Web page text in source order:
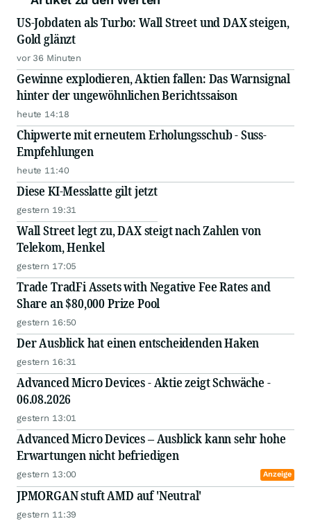
US-Jobdaten als Turbo: Wall Street und DAX steigen,
Gold glänzt
vor 36 Minuten
Gewinne explodieren, Aktien fallen: Das Warnsignal
hinter der ungewöhnlichen Berichtssaison
heute 14:18
Chipwerte mit erneutem Erholungsschub - Suss-
Empfehlungen
heute 11:40
Diese KI-Messlatte gilt jetzt
gestern 19:31
Wall Street legt zu, DAX steigt nach Zahlen von
Telekom, Henkel
gestern 17:05
Trade TradFi Assets with Negative Fee Rates and
Share an $80,000 Prize Pool
gestern 16:50
Der Ausblick hat einen entscheidenden Haken
gestern 16:31
Advanced Micro Devices - Aktie zeigt Schwäche -
06.08.2026
gestern 13:01
Advanced Micro Devices – Ausblick kann sehr hohe
Erwartungen nicht befriedigen
gestern 13:00 Anzeige
JPMORGAN stuft AMD auf 'Neutral'
gestern 11:39